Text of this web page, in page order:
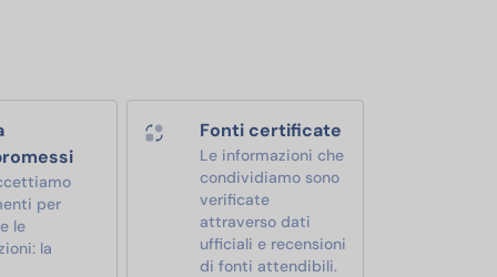
per
le
la
Fonti certificate
Le informazioni che
condividiamo sono
verificate
attraverso dati
ufficiali e recensioni
di fonti attendibili.